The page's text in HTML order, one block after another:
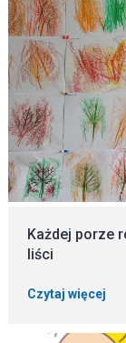
Każdej porze
liści
Czytaj więcej